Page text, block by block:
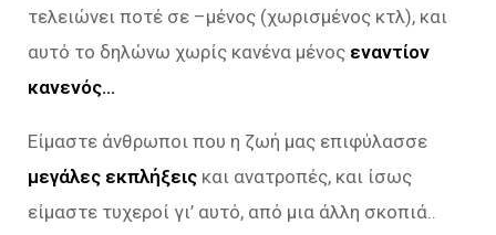
τελειώνει ποτέ σε –μένος (χωρισμένος κτλ), και
αυτό το δηλώνω χωρίς κανένα μένος εναντίον
κανενός…
Είμαστε άνθρωποι που η ζωή μας επιφύλασσε
μεγάλες εκπλήξεις και ανατροπές, και ίσως
είμαστε τυχεροί γι’ αυτό, από μια άλλη σκοπιά..